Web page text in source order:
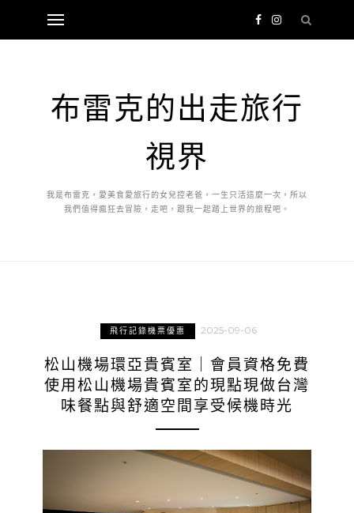
布雷克的出走旅行
視界
我是布雷克，愛美食愛旅行的女兒控老爸，一生只活這麼一次，所以
我們值得瘋狂去冒險，走吧，跟我一起踏上世界的旅程吧。
飛行記錄機票優惠 2025-09-06
松山機場環亞貴賓室｜會員資格免費
使用松山機場貴賓室的現點現做台灣
味餐點與舒適空間享受候機時光